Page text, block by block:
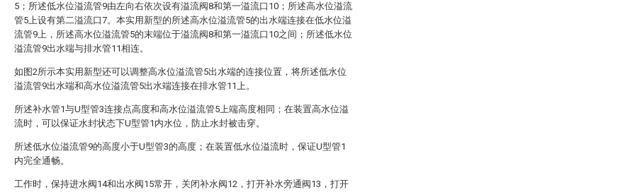
5；所述低水位溢流管9由左向右依次设有溢流阀8和第一溢流口10；所述高水位溢流
管5上设有第二溢流口7。本实用新型的所述高水位溢流管5的出水端连接在低水位溢
流管9上，所述高水位溢流管5的末端位于溢流阀8和第一溢流口10之间；所述低水位
溢流管9出水端与排水管11相连。
如图2所示本实用新型还可以调整高水位溢流管5出水端的连接位置，将所述低水位
溢流管9出水端和高水位溢流管5出水端连接在排水管11上。
所述补水管1与U型管3连接点高度和高水位溢流管5上端高度相同；在装置高水位溢
流时，可以保证水封状态下U型管1内水位，防止水封被击穿。
所述低水位溢流管9的高度小于U型管3的高度；在装置低水位溢流时，保证U型管1
内完全通畅。
工作时，保持进水阀14和出水阀15常开，关闭补水阀12，打开补水旁通阀13，打开